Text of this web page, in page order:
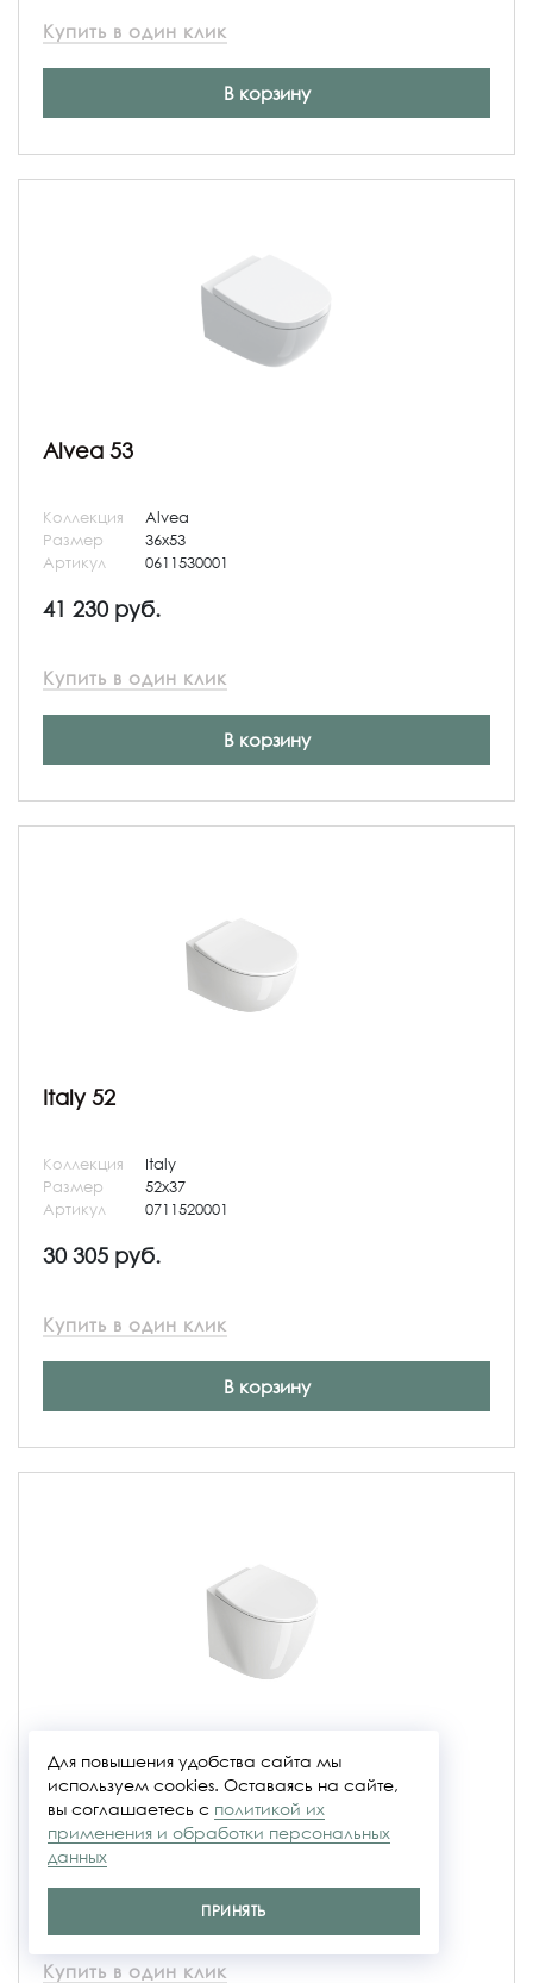
Купить в один клик
В корзину
Alvea 53
Коллекция
Alvea
Размер
36x53
Артикул
0611530001
41 230 руб.
Купить в один клик
В корзину
Italy 52
Коллекция
Italy
Размер
52x37
Артикул
0711520001
30 305 руб.
Купить в один клик
В корзину
Коллекция
Italy
Размер
52x37
Артикул
Купить в один клик
Для повышения удобства сайта мы
используем cookies. Оставаясь на сайте,
вы соглашаетесь с политикой их
применения и обработки персональных
данных
ПРИНЯТЬ